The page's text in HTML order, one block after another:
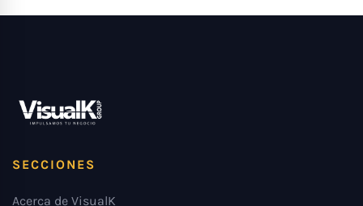
SECCIONES
Acerca de VisualK